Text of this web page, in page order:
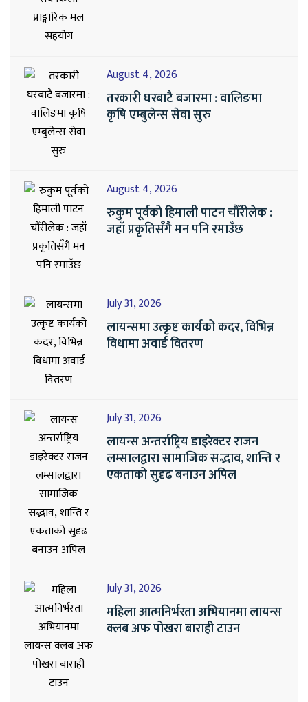
August 4, 2026
तरकारी घरबाटै बजारमा : वालिङमा
कृषि एम्बुलेन्स सेवा सुरु
August 4, 2026
रुकुम पूर्वको हिमाली पाटन चौँरीलेक :
जहाँ प्रकृतिसँगै मन पनि रमाउँछ
July 31, 2026
लायन्समा उत्कृष्ट कार्यको कदर, विभिन्न
विधामा अवार्ड वितरण
July 31, 2026
लायन्स अन्तर्राष्ट्रिय डाइरेक्टर राजन
लम्सालद्वारा सामाजिक सद्भाव, शान्ति र
एकताको सुदृढ बनाउन अपिल
July 31, 2026
महिला आत्मनिर्भरता अभियानमा लायन्स
क्लब अफ पोखरा बाराही टाउन